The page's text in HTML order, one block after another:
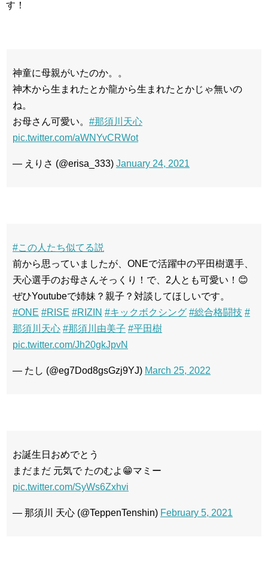
す！
神童に母親がいたのか。。
神木から生まれたとか龍から生まれたとかじゃ無いの
ね。
お母さん可愛い。 #那須川天心
pic.twitter.com/aWNYvCRWot
— えりさ (@erisa_333) January 24, 2021
#この人たち似てる説
前から思っていましたが、ONEで活躍中の平田樹選手、
天心選手のお母さんそっくり！で、2人とも可愛い！😊
ぜひYoutubeで姉妹？親子？対談してほしいです。
#ONE #RISE #RIZIN #キックボクシング #総合格闘技 #
那須川天心 #那須川由美子 #平田樹
pic.twitter.com/Jh20gkJpvN
— たし (@eg7Dod8gsGzj9YJ) March 25, 2022
お誕生日おめでとう
まだまだ 元気で たのむよ😁マミー
pic.twitter.com/SyWs6Zxhvi
— 那須川 天心 (@TeppenTenshin) February 5, 2021